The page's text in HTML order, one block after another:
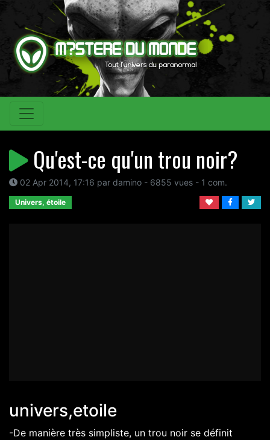
Qu'est-ce qu'un trou noir?
02 Apr 2014, 17:16 par damino - 6855 vues - 1 com.
Univers, étoile
univers,etoile
-De manière très simpliste, un trou noir se définit